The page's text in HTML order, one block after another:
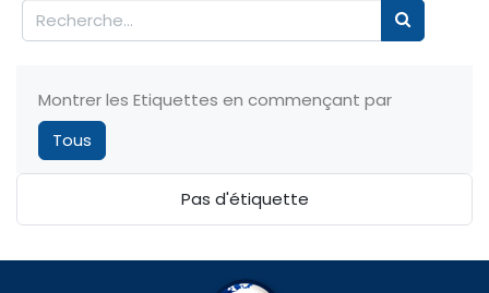
Montrer les Etiquettes en commençant par
Tous
Pas d'étiquette